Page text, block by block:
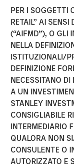
PER I SOGGETTI
RETAIL” AI
(“AIFMD”), O GLI
NELLA
ISTITUZIONALI/
DEFINIZIONE
NECESSITANO DI
A UN
STANLEY
CONSIGLIABILE
INTERMEDIARIO
QUALORA NON
CONSULENTE O
AUTORIZZATO E
Morgan
21 MARZO 2018
NEW YORK, NY —